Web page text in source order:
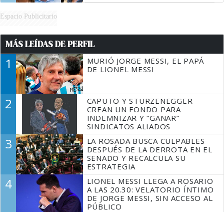
Espacio Publicitario
MÁS LEÍDAS DE PERFIL
1
MURIÓ JORGE MESSI, EL PAPÁ
DE LIONEL MESSI
2
CAPUTO Y STURZENEGGER
CREAN UN FONDO PARA
INDEMNIZAR Y “GANAR”
SINDICATOS ALIADOS
3
LA ROSADA BUSCA CULPABLES
DESPUÉS DE LA DERROTA EN EL
SENADO Y RECALCULA SU
ESTRATEGIA
4
LIONEL MESSI LLEGA A ROSARIO
A LAS 20.30: VELATORIO ÍNTIMO
DE JORGE MESSI, SIN ACCESO AL
PÚBLICO